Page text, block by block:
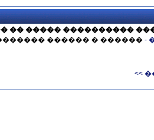
�� ����� ����������
������ � ������ -
<<